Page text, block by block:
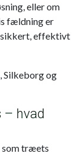
eller om
fældning er
sikkert, effektivt
og
hvad
træets